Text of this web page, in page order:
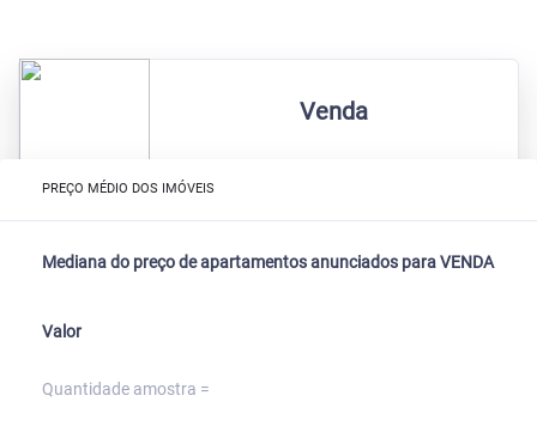
Venda
PREÇO MÉDIO DOS IMÓVEIS
Mediana do preço de apartamentos anunciados para VENDA
Valor
Quantidade amostra =